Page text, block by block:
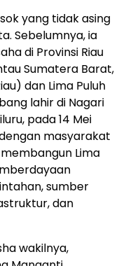
yang tidak asing
Sebelumnya, ia
di Provinsi Riau
Sumatera Barat,
dan Lima Puluh
lahir di Nagari
pada 14 Mei
masyarakat
Lima
sumber
dan
wakilnya,